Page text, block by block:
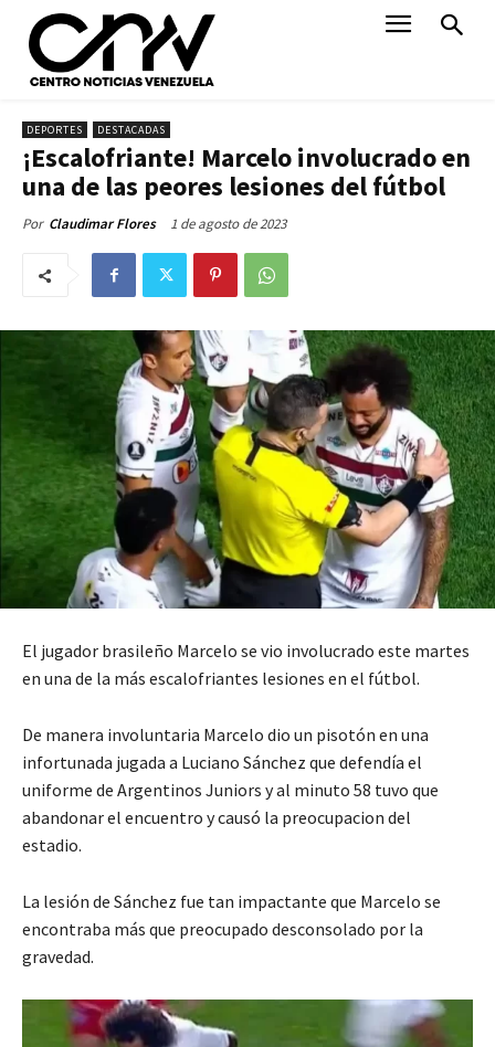
DEPORTES DESTACADAS
¡Escalofriante! Marcelo involucrado en
una de las peores lesiones del fútbol
Por Claudimar Flores 1 de agosto de 2023
El jugador brasileño Marcelo se vio involucrado este martes
en una de la más escalofriantes lesiones en el fútbol.
De manera involuntaria Marcelo dio un pisotón en una
infortunada jugada a Luciano Sánchez que defendía el
uniforme de Argentinos Juniors y al minuto 58 tuvo que
abandonar el encuentro y causó la preocupacion del
estadio.
La lesión de Sánchez fue tan impactante que Marcelo se
encontraba más que preocupado desconsolado por la
gravedad.